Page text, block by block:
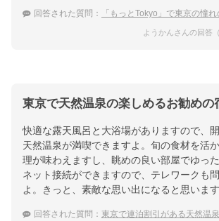
回答された質問： 「もっとTokyo」で東京の憧れの温泉宿へ お
ようかんさんの回答
東京で天然温泉の楽しめるお勧めの
快適な露天風呂と大浴場がありますので、開
天然温泉が満喫できますよ。旬の食材を活
理が味わえますし、眺めの良い部屋でゆった
ネット接続ができますので、テレワークも
よ。きっと、素敵な思い出になると思います
回答された質問： 東京で連泊割引がある天然温